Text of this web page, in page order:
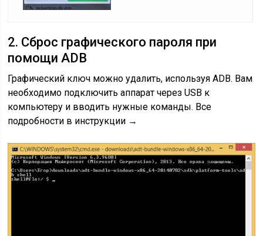
2. Сброс графического пароля при
помощи ADB
Графический ключ можно удалить, используя ADB. Вам
необходимо подключить аппарат через USB к
компьютеру и вводить нужные команды. Все
подробности в инструкции →